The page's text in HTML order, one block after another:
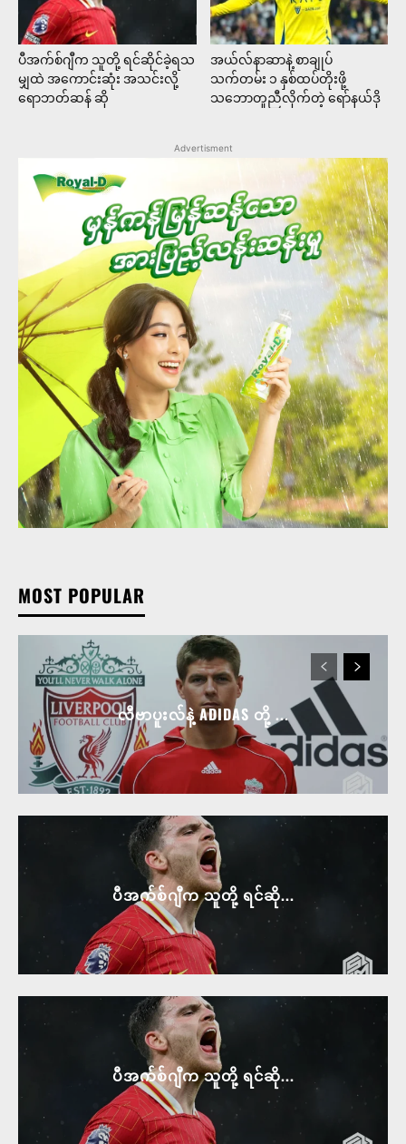
ပီအက်စ်ဂျီက သူတို့ ရင်ဆိုင်ခဲ့ရသ
မျှထဲ အကောင်းဆုံး အသင်းလို့
ရောဘတ်ဆန် ဆို
အယ်လ်နာဆာနဲ့ စာချုပ်
သက်တမ်း ၁ နှစ်ထပ်တိုးဖို့
သဘောတူညီလိုက်တဲ့ ရော်နယ်ဒို
Advertisment
MOST POPULAR
လီဗာပူးလ်နဲ့ ADIDAS တို့ ...
ပီအက်စ်ဂျီက သူတို့ ရင်ဆို...
ပီအက်စ်ဂျီက သူတို့ ရင်ဆို...